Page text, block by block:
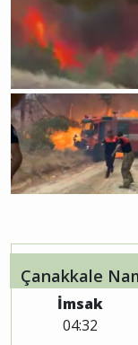
Çanakkale
İmsak
04:32